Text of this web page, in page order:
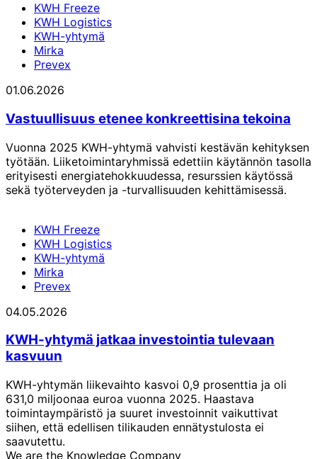
KWH Freeze
KWH Logistics
KWH-yhtymä
Mirka
Prevex
01.06.2026
Vastuullisuus etenee konkreettisina tekoina
Vuonna 2025 KWH-yhtymä vahvisti kestävän kehityksen
työtään. Liiketoimintaryhmissä edettiin käytännön tasolla
erityisesti energiatehokkuudessa, resurssien käytössä
sekä työterveyden ja -turvallisuuden kehittämisessä.
KWH Freeze
KWH Logistics
KWH-yhtymä
Mirka
Prevex
04.05.2026
KWH-yhtymä jatkaa investointia tulevaan
kasvuun
KWH-yhtymän liikevaihto kasvoi 0,9 prosenttia ja oli
631,0 miljoonaa euroa vuonna 2025. Haastava
toimintaympäristö ja suuret investoinnit vaikuttivat
siihen, että edellisen tilikauden ennätystulosta ei
saavutettu.
We are the Knowledge Company